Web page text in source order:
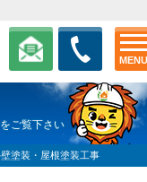
MENU
ご覧下さい
塗装・屋根塗装工事